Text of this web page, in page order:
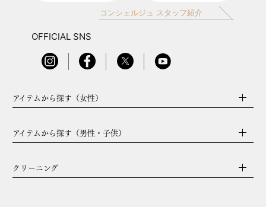
コンシェルジュ スタッフ紹介
OFFICIAL SNS
アイテムから探す（女性）
アイテムから探す（男性・子供）
クリーニング